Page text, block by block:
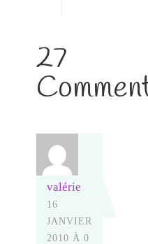
27
valérie
16
JANVIER
2010 À 0